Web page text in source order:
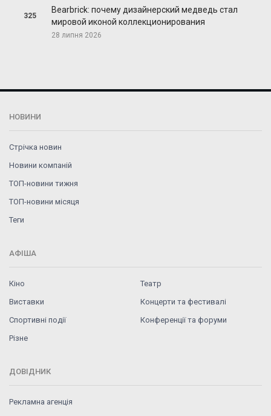
325
Bearbrick: почему дизайнерский медведь стал
мировой иконой коллекционирования
28 липня 2026
НОВИНИ
Стрічка новин
Новини компаній
ТОП-новини тижня
ТОП-новини місяця
Теги
АФІША
Кіно
Театр
Виставки
Концерти та фестивалі
Спортивні події
Конференції та форуми
Різне
ДОВІДНИК
Рекламна агенція